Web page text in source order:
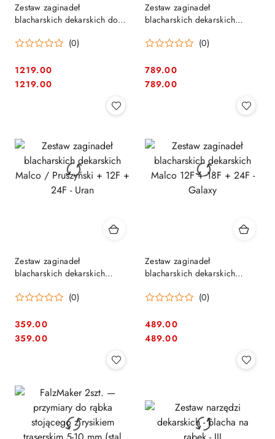
Zestaw zaginadeł
blacharskich dekarskich do
(0)
Cena:
1219.00
Cena:
1219.00
Zestaw zaginadeł
blacharskich dekarskich
24F - Neptun (0)
Cena:
789.00
Cena:
789.00
Zestaw zaginadeł
blacharskich dekarskich
24F - Uran
(0)
Cena:
359.00
Cena:
359.00
Zestaw zaginadeł
blacharskich dekarskich
Galaxy
(0)
Cena:
489.00
Cena:
489.00